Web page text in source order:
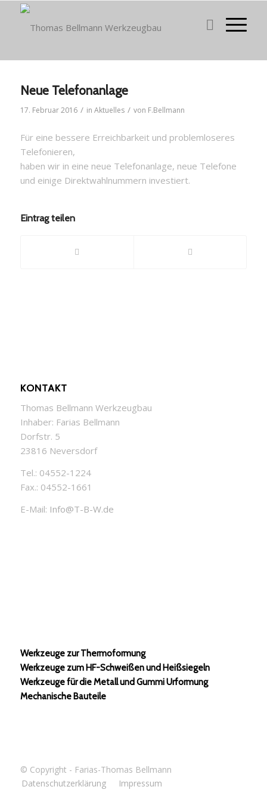
Neue Telefonanlage
17. Februar 2016 / in Aktuelles / von F.Bellmann
Für eine bessere Erreichbarkeit und problemloseres
Telefonieren,
haben wir in eine neue Telefonanlage, neue Telefone
und einige Direktwahlnummern investiert.
Eintrag teilen
KONTAKT
Thomas Bellmann Werkzeugbau
Inhaber: Farias Bellmann
Dorfstr. 5
23816 Neversdorf
Tel.: 04552-1224
Fax.: 04552-1661
E-Mail: Info@T-B-W.de
Werkzeuge zur Thermoformung
Werkzeuge zum HF-Schweißen und Heißsiegeln
Werkzeuge für die Metall und Gummi Urformung
Mechanische Bauteile
© Copyright - Farias-Thomas Bellmann
Datenschutzerklärung
Impressum